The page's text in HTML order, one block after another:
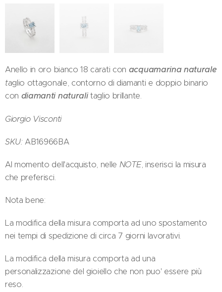
Anello in oro bianco 18 carati con acquamarina naturale
taglio ottagonale, contorno di diamanti e doppio binario
con diamanti naturali taglio brillante.
Giorgio Visconti
SKU:AB16966BA
Al momento dell'acquisto, nelle NOTE, inserisci la misura
che preferisci.
Nota bene:
La modifica della misura comporta ad uno spostamento
nei tempi di spedizione di circa 7 giorni lavorativi.
La modifica della misura comporta ad una
personalizzazione del gioiello che non puo' essere più
reso.